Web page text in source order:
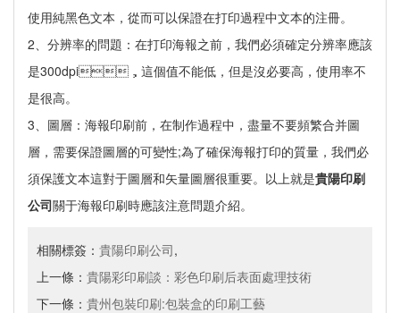
使用純黑色文本，從而可以保證在打印過程中文本的注冊。
2、分辨率的問題：在打印海報之前，我們必須確定分辨率應該
是300dpi，這個值不能低，但是沒必要高，使用率不
是很高。
3、圖層：海報印刷前，在制作過程中，盡量不要頻繁合并圖
層，需要保證圖層的可變性;為了確保海報打印的質量，我們必
須保護文本這對于圖層和矢量圖層很重要。以上就是貴陽印刷
公司關于海報印刷時應該注意問題介紹。
相關標簽： 貴陽印刷公司,
上一條： 貴陽彩印刷談：彩色印刷后表面處理技術
下一條： 貴州包裝印刷:包裝盒的印刷工藝